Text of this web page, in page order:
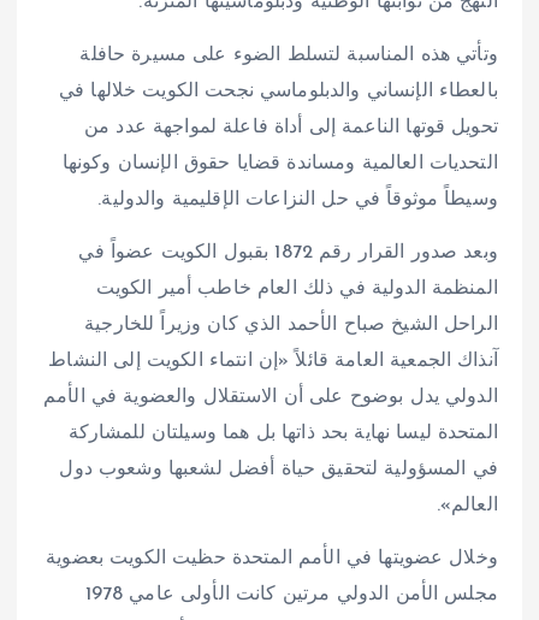
وتأتي هذه المناسبة لتسلط الضوء على مسيرة حافلة
بالعطاء الإنساني والدبلوماسي نجحت الكويت خلالها في
تحويل قوتها الناعمة إلى أداة فاعلة لمواجهة عدد من
التحديات العالمية ومساندة قضايا حقوق الإنسان وكونها
وسيطاً موثوقاً في حل النزاعات الإقليمية والدولية.
وبعد صدور القرار رقم 1872 بقبول الكويت عضواً في
المنظمة الدولية في ذلك العام خاطب أمير الكويت
الراحل الشيخ صباح الأحمد الذي كان وزيراً للخارجية
آنذاك الجمعية العامة قائلاً «إن انتماء الكويت إلى النشاط
الدولي يدل بوضوح على أن الاستقلال والعضوية في الأمم
المتحدة ليسا نهاية بحد ذاتها بل هما وسيلتان للمشاركة
في المسؤولية لتحقيق حياة أفضل لشعبها وشعوب دول
العالم».
وخلال عضويتها في الأمم المتحدة حظيت الكويت بعضوية
مجلس الأمن الدولي مرتين كانت الأولى عامي 1978